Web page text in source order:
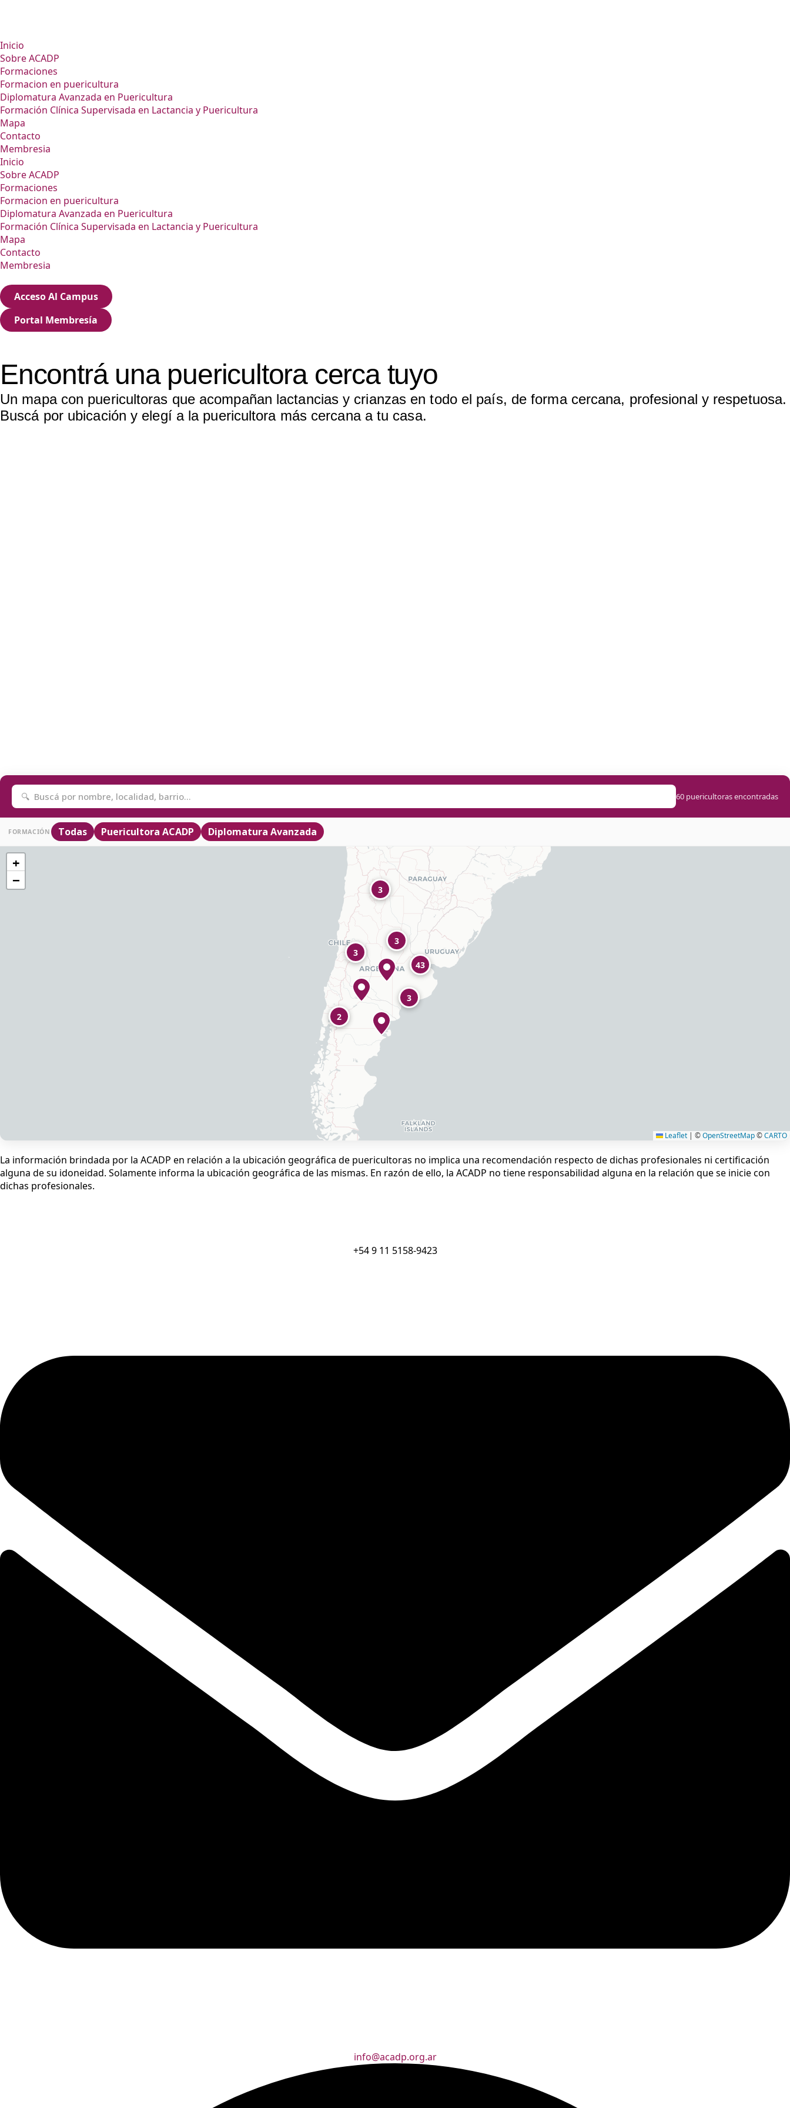
Inicio
Sobre ACADP
Formaciones
Formacion en puericultura
Diplomatura Avanzada en Puericultura
Formación Clínica Supervisada en Lactancia y Puericultura
Mapa
Contacto
Membresia
Inicio
Sobre ACADP
Formaciones
Formacion en puericultura
Diplomatura Avanzada en Puericultura
Formación Clínica Supervisada en Lactancia y Puericultura
Mapa
Contacto
Membresia
Acceso Al Campus
Portal Membresía
Encontrá una puericultora cerca tuyo
Un mapa con puericultoras que acompañan lactancias y crianzas en todo el país, de forma cercana, profesional y respetuosa.
Buscá por ubicación y elegí a la puericultora más cercana a tu casa.
60 puericultoras encontradas
FORMACIÓN Todas Puericultora ACADP Diplomatura Avanzada
2
3
3
3
3
43
+
−
Leaflet | ©OpenStreetMap©CARTO
La información brindada por la ACADP en relación a la ubicación geográfica de puericultoras no implica una recomendación respecto de dichas profesionales ni certificación
alguna de su idoneidad. Solamente informa la ubicación geográfica de las mismas. En razón de ello, la ACADP no tiene responsabilidad alguna en la relación que se inicie con
dichas profesionales.
+54 9 11 5158-9423
info@acadp.org.ar